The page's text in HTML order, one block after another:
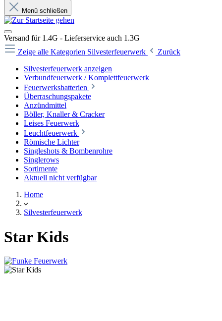
Menü schließen
Versand für 1.4G - Lieferservice auch 1.3G
Zeige alle Kategorien Silvesterfeuerwerk
Zurück
Silvesterfeuerwerk anzeigen
Verbundfeuerwerk / Komplettfeuerwerk
Feuerwerksbatterien
Überraschungspakete
Anzündmittel
Böller, Knaller & Cracker
Leises Feuerwerk
Leuchtfeuerwerk
Römische Lichter
Singleshots & Bombenrohre
Singlerows
Sortimente
Aktuell nicht verfügbar
Home
Silvesterfeuerwerk
Star Kids